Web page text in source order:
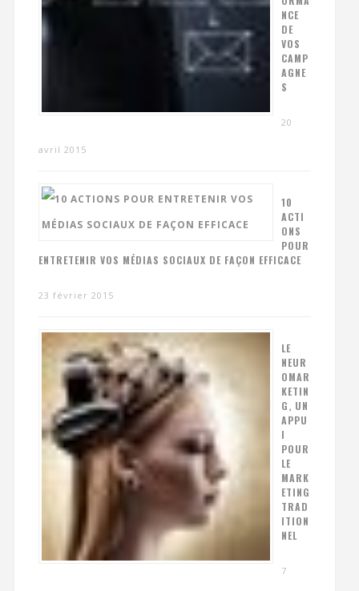
NCE
DE
VOS
CAMP
AGNE
S
20
avril 2015
10
ACTI
ONS
POUR
ENTRETENIR VOS MÉDIAS SOCIAUX DE FAÇON EFFICACE
23 février 2015
LE
NEUR
OMAR
KETIN
G, UN
APPU
I
POUR
LE
MARK
ETING
TRAD
ITION
NEL
7